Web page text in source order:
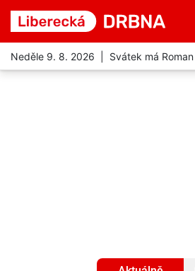
Neděle 9. 8. 2026 | Svátek má Roman